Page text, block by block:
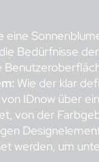
eine
Bedürfnisse
Wie der klar
IDnow über
von der
werden, um